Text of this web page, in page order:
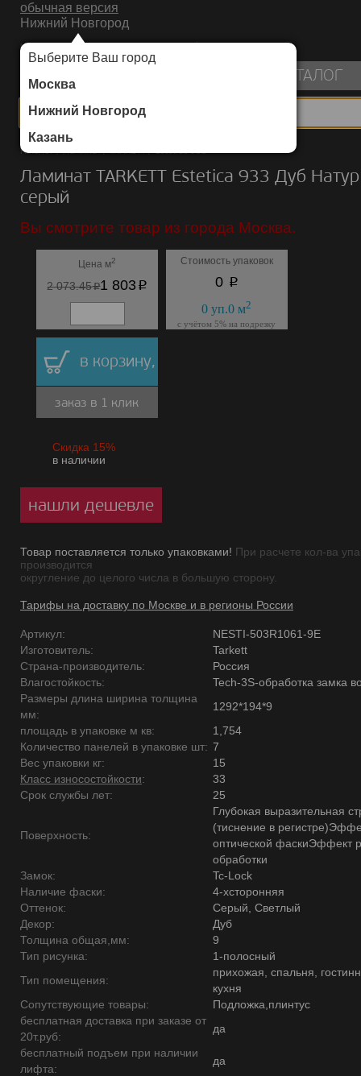
обычная версия
Нижний Новгород
Выберите Ваш город
Москва
Нижний Новгород
Казань
ИНТЕРНЕТ-МАГАЗИН НАПОЛЬНЫХ ПОКРЫТИЙ
КАТАЛОГ
Каталог/Ламинат/TARKETT/Estetica 933
Ламинат TARKETT Estetica 933 Дуб Натур
серый
Вы смотрите товар из города Москва.
Цена м2
2 073.45p1 803 p
Стоимость упаковок
0 p
0 уп.0 м2
с учётом 5% на подрезку
в корзину,
заказ в 1 клик
Скидка 15%
в наличии
нашли дешевле
Товар поставляется только упаковками! При расчете кол-ва
производится
округление до целого числа в большую сторону.
Тарифы на доставку по Москве и в регионы России
Артикул:
NESTI-503R1061-9E
Изготовитель:
Tarkett
Страна-производитель:
Россия
Влагостойкость:
Tech-3S-обработка замка
Размеры длина ширина толщина
мм:
1292*194*9
площадь в упаковке м кв:
1,754
Количество панелей в упаковке шт: 7
Вес упаковки кг:
15
Класс износостойкости:
33
Срок службы лет:
25
Поверхность:
Глубокая выразительная
(тиснение в
оптической фаскиЭффект
обработки
Замок:
Tc-Lock
Наличие фаски:
4-хсторонняя
Оттенок:
Серый, Светлый
Декор:
Дуб
Толщина общая,мм:
9
Тип рисунка:
1-полосный
Тип помещения:
прихожая, спальня,
кухня
Сопутствующие товары:
Подложка,плинтус
бесплатная доставка при заказе от
20т.руб:
да
бесплатный подъем при наличии
лифта:
да